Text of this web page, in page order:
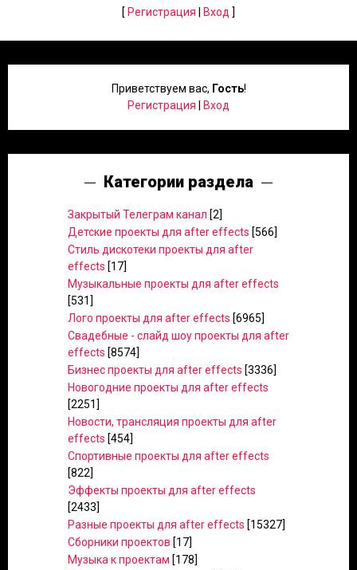
[ Регистрация Вход ]
Приветствуем вас, Гость!
Регистрация
Вход
Категории раздела
Закрытый Телеграм канал [2]
Детские проекты для after effects [566]
Стиль дискотеки проекты для after
effects [17]
Музыкальные проекты для after effects
[531]
Лого проекты для after effects [6965]
Свадебные - слайд шоу проекты для after
effects [8574]
Бизнес проекты для after effects [3336]
Новогодние проекты для after effects
[2251]
Новости, трансляция проекты для after
effects [454]
Спортивные проекты для after effects
[822]
Эффекты проекты для after effects
[2433]
Разные проекты для after effects [15327]
Сборники проектов [17]
Музыка к проектам [178]